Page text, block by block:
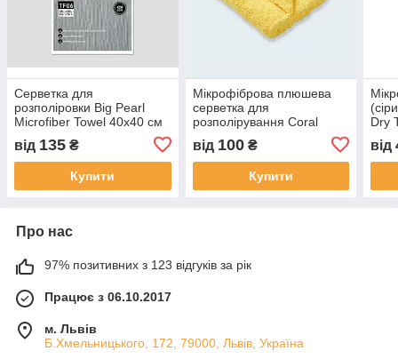
Серветка для
розполіровки Big Pearl
Microfiber Towel 40х40 см
TM Tonyin TF06 420 г/м2
від 135 ₴
Купити
Мікрофіброва плюшева
серветка для
розполірування Coral
Fleece Towel 40*40 см 600
г/м2
від 100₴
Купити
Dry
від
Про нас
97% позитивних з 123 відгуків за рік
Працює з 06.10.2017
м. Львів
Б.Хмельницького, 172, 79000, Львів, Україна